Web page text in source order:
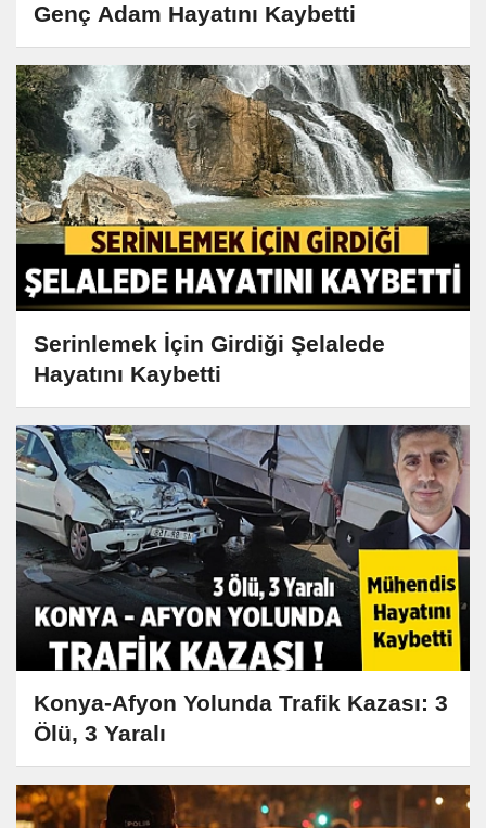
Genç Adam Hayatını Kaybetti
Serinlemek İçin Girdiği Şelalede
Hayatını Kaybetti
Konya-Afyon Yolunda Trafik Kazası: 3
Ölü, 3 Yaralı